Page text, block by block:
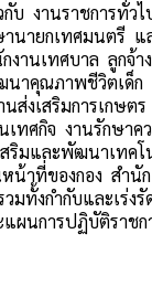
บ งานราชการทั่
นายกเทศมนตรี แ
งานเทศบาล ลูกจ้
นาคุณภาพชีวิตเด็
นส่งเสริมการเก
เทศกิจ งานรักษา
ริมและพัฒนาเทค
น้าที่ของกอง สำนั
มทั้งกำกับและเร่ง
นการปฏิบัติราชก